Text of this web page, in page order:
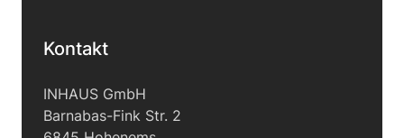
Kontakt
INHAUS GmbH
Barnabas-Fink Str. 2